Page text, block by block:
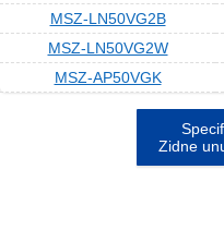
MSZ-LN50VG2B
MSZ-LN50VG2W
MSZ-AP50VGK
Zidne